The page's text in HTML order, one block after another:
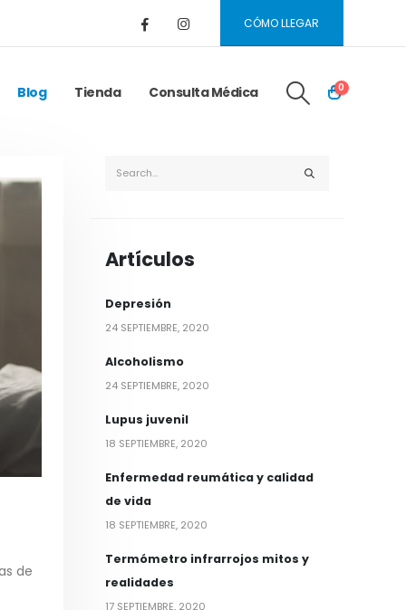
CÓMO LLEGAR
Blog Tienda Consulta Médica 0
de
Artículos
Depresión
24 SEPTIEMBRE, 2020
Alcoholismo
24 SEPTIEMBRE, 2020
Lupus juvenil
18 SEPTIEMBRE, 2020
Enfermedad reumática y calidad
de vida
18 SEPTIEMBRE, 2020
Termómetro infrarrojos mitos y
realidades
17 SEPTIEMBRE, 2020